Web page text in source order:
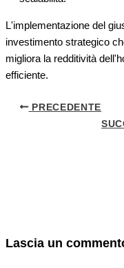
L'implementazione del
investimento strategico
migliora la redditività
efficiente.
PRECEDENTE
Lascia un